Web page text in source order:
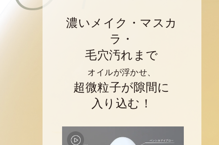
濃いメイク・マスカ
ラ・
毛穴汚れまで
オイルが浮かせ、
超微粒子が隙間に
入り込む！